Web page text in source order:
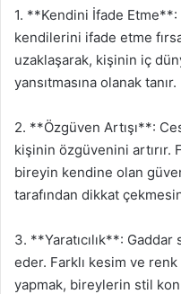
1. **Kendini İfade
kendilerini ifade etme
uzaklaşarak, kişinin iç
yansıtmasına olanak tanır.
2. **Özgüven Artışı**:
kişinin özgüvenini artırır.
bireyin kendine olan
tarafından dikkat
3. **Yaratıcılık**: Gaddar
eder. Farklı kesim ve
yapmak, bireylerin stil